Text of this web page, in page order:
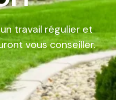
travail régulier et
vous conseiller.